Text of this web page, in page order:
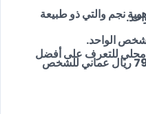
نجم والتي ذو طبيعة
للتعرف على أفضل
المجموعة (3-8 أشخاص): 79 ريال عماني للشخص